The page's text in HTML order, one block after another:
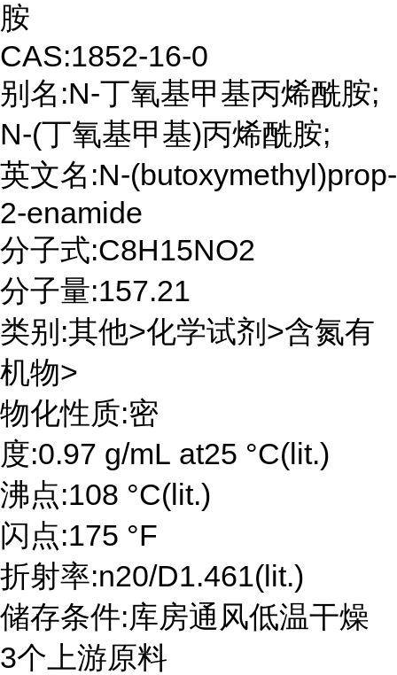
胺
CAS:1852-16-0
别名:N-丁氧基甲基丙烯酰胺;
N-(丁氧基甲基)丙烯酰胺;
英文名:N-(butoxymethyl)prop-
2-enamide
分子式:C8H15NO2
分子量:157.21
类别:其他>化学试剂>含氮有
机物>
物化性质:密
度:0.97 g/mL at25 °C(lit.)
沸点:108 °C(lit.)
闪点:175 °F
折射率:n20/D1.461(lit.)
储存条件:库房通风低温干燥
3个上游原料